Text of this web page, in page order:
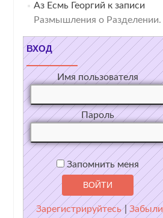
Аз Есмь Георгий к записи
Размышления о Разделении.
ВХОД
Имя пользователя
Пароль
Запомнить меня
Зарегистрируйтесь | Забыли